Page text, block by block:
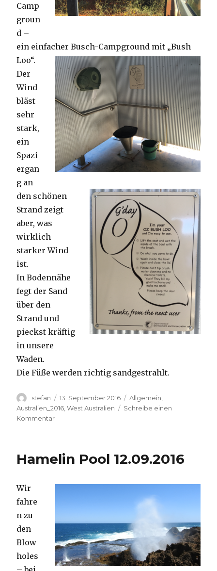
Camp
groun
d –
ein einfacher Busch-Campground mit „Bush
Loo“.
Der
Wind
bläst
sehr
stark,
ein
Spazi
ergan
g an
den schönen
Strand zeigt
aber, was
wirklich
starker Wind
ist.
In Bodennähe
fegt der Sand
über den
Strand und
pieckst kräftig
in unsere
Waden.
Die Füße werden richtig sandgestrahlt.
Autor
stefan
Veröffentlicht
am
13. September 2016 Kategorien
Allgemein
Australien_2016 ,West Australien
Schreibe einen
Kommentarzu
Hamelin Pool 12.09.2016
Wir
fahre
n zu
den
Blow
holes